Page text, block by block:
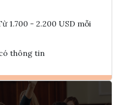
1.700 - 2.200 USD mỗi
thông tin
Ghi danh